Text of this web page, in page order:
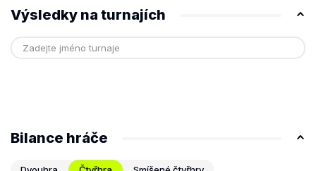
Výsledky na turnajích
Bilance hráče